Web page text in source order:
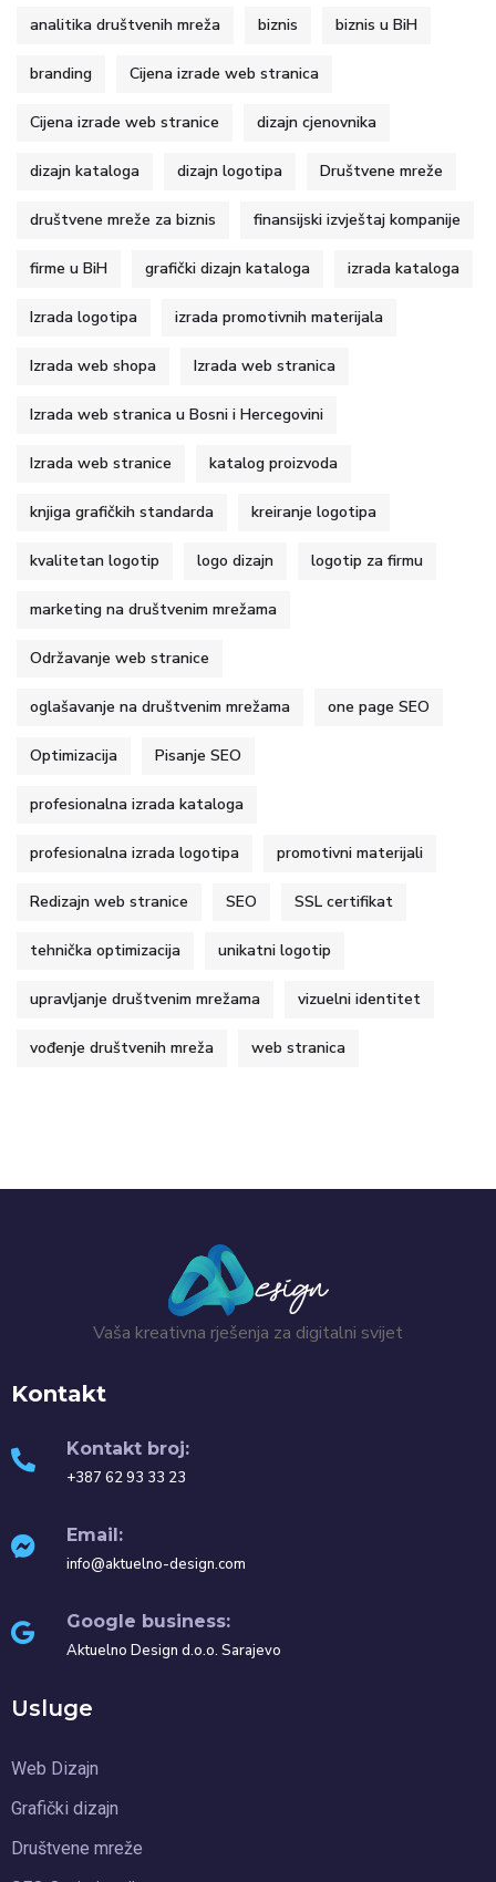
analitika društvenih mreža biznis biznis u BiH
branding Cijena izrade web stranica
Cijena izrade web stranice dizajn cjenovnika
dizajn kataloga dizajn logotipa Društvene mreže
društvene mreže za biznis finansijski izvještaj kompanije
firme u BiH grafički dizajn kataloga izrada kataloga
Izrada logotipa izrada promotivnih materijala
Izrada web shopa Izrada web stranica
Izrada web stranica u Bosni i Hercegovini
Izrada web stranice katalog proizvoda
knjiga grafičkih standarda kreiranje logotipa
kvalitetan logotip logo dizajn logotip za firmu
marketing na društvenim mrežama
Održavanje web stranice
oglašavanje na društvenim mrežama one page SEO
Optimizacija Pisanje SEO
profesionalna izrada kataloga
profesionalna izrada logotipa promotivni materijali
Redizajn web stranice SEO SSL certifikat
tehnička optimizacija unikatni logotip
upravljanje društvenim mrežama vizuelni identitet
vođenje društvenih mreža web stranica
Vaša kreativna rješenja za digitalni svijet
Kontakt
Kontakt broj:
+387 62 93 33 23
Email:
info@aktuelno-design.com
Google business:
Aktuelno Design d.o.o. Sarajevo
Usluge
Web Dizajn
Grafički dizajn
Društvene mreže